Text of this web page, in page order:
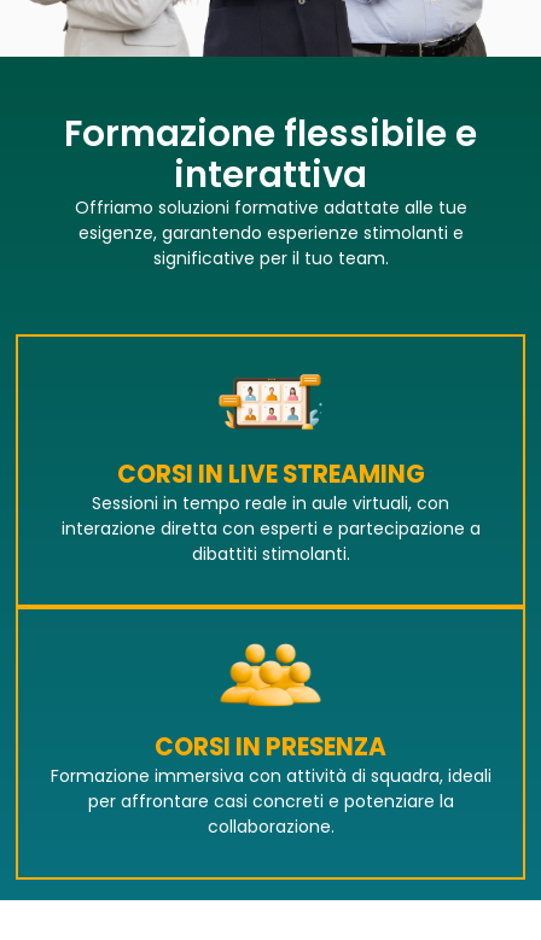
Formazione flessibile e
interattiva
Offriamo soluzioni formative adattate alle tue
esigenze, garantendo esperienze stimolanti e
significative per il tuo team.
CORSI IN LIVE STREAMING
Sessioni in tempo reale in aule virtuali, con
interazione diretta con esperti e partecipazione a
dibattiti stimolanti.
CORSI IN PRESENZA
Formazione immersiva con attività di squadra, ideali
per affrontare casi concreti e potenziare la
collaborazione.